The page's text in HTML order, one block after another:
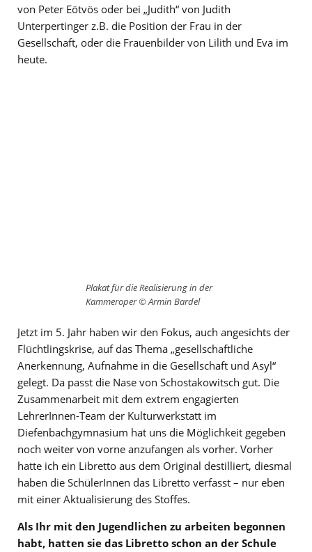
von Peter Eötvös oder bei „Judith“ von Judith
Unterpertinger z.B. die Position der Frau in der
Gesellschaft, oder die Frauenbilder von Lilith und Eva im
heute.
Plakat für die Realisierung in der
Kammeroper © Armin Bardel
Jetzt im 5. Jahr haben wir den Fokus, auch angesichts der
Flüchtlingskrise, auf das Thema „gesellschaftliche
Anerkennung, Aufnahme in die Gesellschaft und Asyl“
gelegt. Da passt die Nase von Schostakowitsch gut. Die
Zusammenarbeit mit dem extrem engagierten
LehrerInnen-Team der Kulturwerkstatt im
Diefenbachgymnasium hat uns die Möglichkeit gegeben
noch weiter von vorne anzufangen als vorher. Vorher
hatte ich ein Libretto aus dem Original destilliert, diesmal
haben die SchülerInnen das Libretto verfasst – nur eben
mit einer Aktualisierung des Stoffes.
Als Ihr mit den Jugendlichen zu arbeiten begonnen
habt, hatten sie das Libretto schon an der Schule